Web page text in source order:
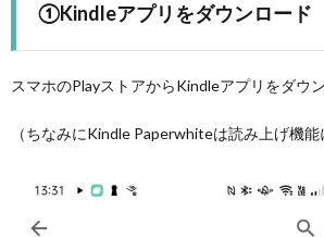
①Kindleアプリをダウンロード
スマホのPlayストアからKindleアプリをダウ
（ちなみにKindle Paperwhiteは読み上げ機能